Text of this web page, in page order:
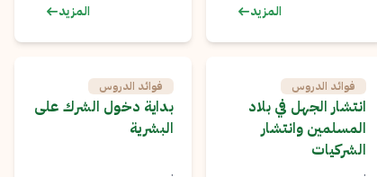
المزيد
المزيد
فوائد الدروس
انتشار الجهل في بلاد
المسلمين وانتشار
الشركيات
.
فوائد الدروس
بداية دخول الشرك على
البشرية
.